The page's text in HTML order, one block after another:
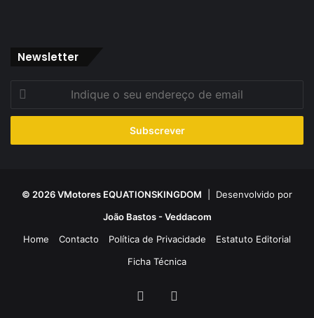
Newsletter
seu
de
© 2026 VMotores EQUATIONSKINGDOM | Desenvolvido por
João Bastos - Veddacom
Home
Contacto Política de Privacidade
Estatuto Editorial
Ficha Técnica
Facebook